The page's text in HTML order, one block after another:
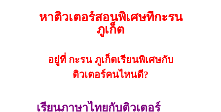
หาติวเตอร์สอนพิเศษที่กะรน
ภูเก็ต
อยู่ที่ กะรน ภูเก็ตเรียนพิเศษกับ
ติวเตอร์คนไหนดี?
เรียนภาษาไทยกับติวเตอร์